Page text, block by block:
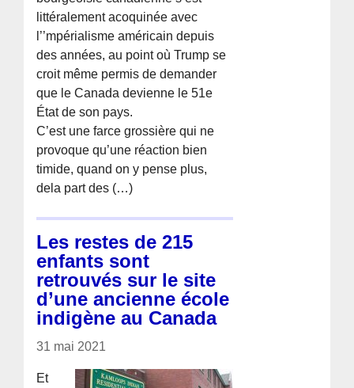
littéralement acoquinée avec
l’’mpérialisme américain depuis
des années, au point où Trump se
croit même permis de demander
que le Canada devienne le 51e
État de son pays.
C’est une farce grossière qui ne
provoque qu’une réaction bien
timide, quand on y pense plus,
dela part des (…)
Les restes de 215
enfants sont
retrouvés sur le site
d’une ancienne école
indigène au Canada
31 mai 2021
Et